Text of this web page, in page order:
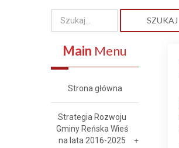
SZUKAJ
Main Menu
Strona główna
Strategia Rozwoju
Gminy Reńska Wieś
na lata 2016-2025